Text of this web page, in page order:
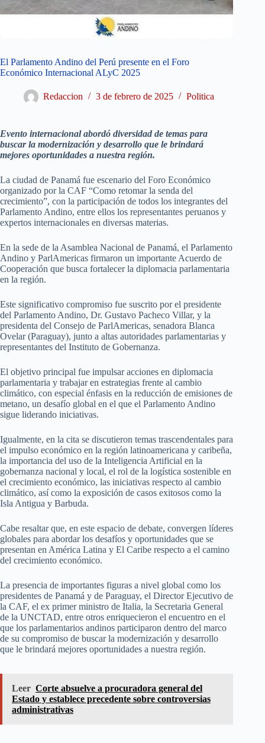
El Parlamento Andino del Perú presente en el Foro
Económico Internacional ALyC 2025
Redaccion 3 de febrero de 2025 Politica
Evento internacional abordó diversidad de temas para
buscar la modernización y desarrollo que le brindará
mejores oportunidades a nuestra región.
La ciudad de Panamá fue escenario del Foro Económico
organizado por la CAF “Como retomar la senda del
crecimiento”, con la participación de todos los integrantes del
Parlamento Andino, entre ellos los representantes peruanos y
expertos internacionales en diversas materias.
En la sede de la Asamblea Nacional de Panamá, el Parlamento
Andino y ParlAmericas firmaron un importante Acuerdo de
Cooperación que busca fortalecer la diplomacia parlamentaria
en la región.
Este significativo compromiso fue suscrito por el presidente
del Parlamento Andino, Dr. Gustavo Pacheco Villar, y la
presidenta del Consejo de ParlAmericas, senadora Blanca
Ovelar (Paraguay), junto a altas autoridades parlamentarias y
representantes del Instituto de Gobernanza.
El objetivo principal fue impulsar acciones en diplomacia
parlamentaria y trabajar en estrategias frente al cambio
climático, con especial énfasis en la reducción de emisiones de
metano, un desafío global en el que el Parlamento Andino
sigue liderando iniciativas.
Igualmente, en la cita se discutieron temas trascendentales para
el impulso económico en la región latinoamericana y caribeña,
la importancia del uso de la Inteligencia Artificial en la
gobernanza nacional y local, el rol de la logística sostenible en
el crecimiento económico, las iniciativas respecto al cambio
climático, así como la exposición de casos exitosos como la
Isla Antigua y Barbuda.
Cabe resaltar que, en este espacio de debate, convergen líderes
globales para abordar los desafíos y oportunidades que se
presentan en América Latina y El Caribe respecto a el camino
del crecimiento económico.
La presencia de importantes figuras a nivel global como los
presidentes de Panamá y de Paraguay, el Director Ejecutivo de
la CAF, el ex primer ministro de Italia, la Secretaria General
de la UNCTAD, entre otros enriquecieron el encuentro en el
que los parlamentarios andinos participaron dentro del marco
de su compromiso de buscar la modernización y desarrollo
que le brindará mejores oportunidades a nuestra región.
Leer Corte absuelve a procuradora general del
Estado y establece precedente sobre controversias
administrativas